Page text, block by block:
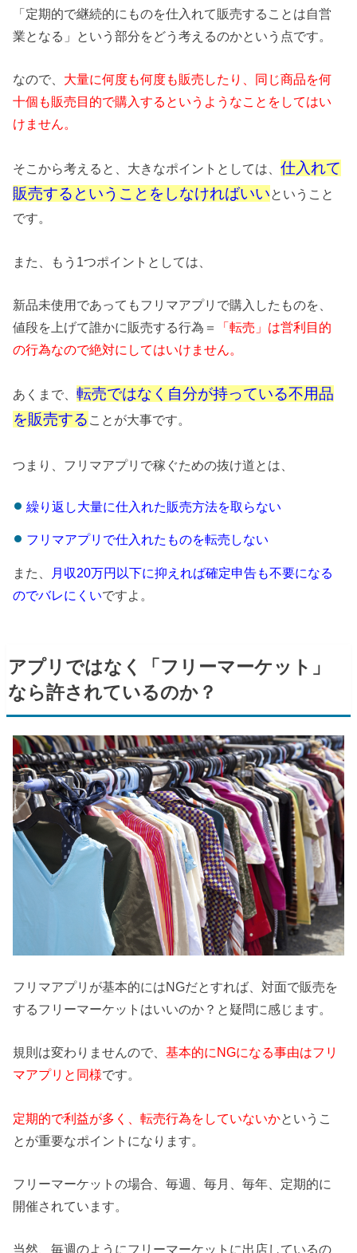
「定期的で継続的にものを仕入れて販売することは自営
業となる」という部分をどう考えるのかという点です。
なので、 大量に何度も何度も販売したり、同じ商品を何
十個も販売目的で購入するというようなことをしてはい
けません。
そこから考えると、大きなポイントとしては、仕入れて
販売するということをしなければいいということ
です。
また、もう1つポイントとしては、
新品未使用であってもフリマアプリで購入したものを、
値段を上げて誰かに販売する行為＝
「転売」は営利目的
の行為なので絶対にしてはいけません。
あくまで、転売ではなく自分が持っている不用品
を販売する ことが大事です。
つまり、フリマアプリで稼ぐための抜け道とは、
繰り返し大量に仕入れた販売方法を取らない
フリマアプリで仕入れたものを転売しない
また、
月収20万円以下に抑えれば確定申告も不要になる
のでバレにくいですよ。
アプリではなく「フリーマーケット」
なら許されているのか？
フリマアプリが基本的にはNGだとすれば、対面で販売を
するフリーマーケットはいいのか？と疑問に感じます。
規則は変わりませんので、基本的にNGになる事由はフリ
マアプリと同様です。
定期的で利益が多く、転売行為をしていないかというこ
とが重要なポイントになります。
フリーマーケットの場合、毎週、毎月、毎年、定期的に
開催されています。
当然、毎週のようにフリーマーケットに出店しているの